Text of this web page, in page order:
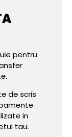
pentru
de scris
in
tau.